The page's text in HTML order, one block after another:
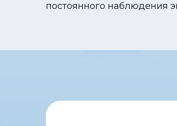
постоянного наблюдения